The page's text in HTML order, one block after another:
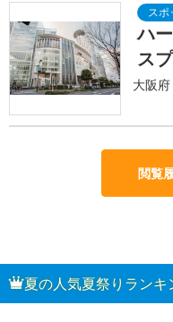
ハ
ス
大阪
閲覧
夏の人気夏祭りランキ